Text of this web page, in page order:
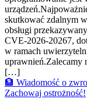
skutkować zdalnym
obsługi
CVE-2026-20267,
w ramach
uprawnień.Zalecamy
[…]
🏦 Wiadomość o
Zachowaj ostrożność!